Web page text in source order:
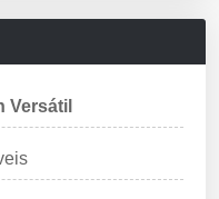
Versátil